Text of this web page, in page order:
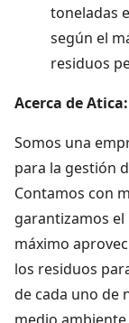
toneladas
según el
residuos
Acerca de Atica:
Somos una
para la gestión
Contamos con
garantizamos
máximo
los residuos
de cada uno de